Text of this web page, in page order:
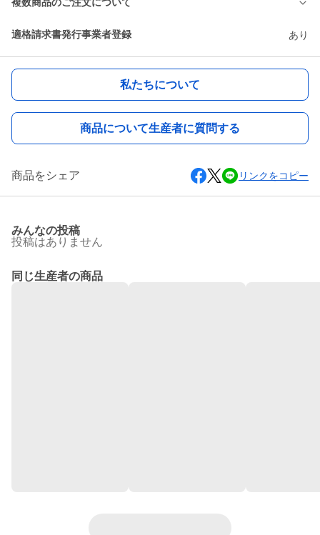
適格請求書発行事業者登録 あり
私たちについて
商品について生産者に質問する
商品をシェア リンクをコピー
みんなの投稿
投稿はありません
同じ生産者の商品